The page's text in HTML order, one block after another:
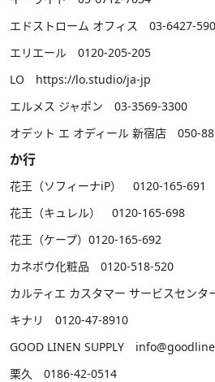
エドストローム オフィス 03-6427-
​エリエール 0120-205-205
LO https://lo.studio/ja-jp
エルメス ジャポン 03-3569-3300
オデット エ オディール 新宿店 050-
か行
花王（ソフィーナiP） 0120-165-691
花王（キュレル） 0120-165-698
花王（ケープ）0120-165-692
カネボウ化粧品 0120-518-520
カルティエ カスタマー サービスセン
キナリ 0120-47-8910
GOOD LINEN SUPPLY
栗久 0186-42-0514